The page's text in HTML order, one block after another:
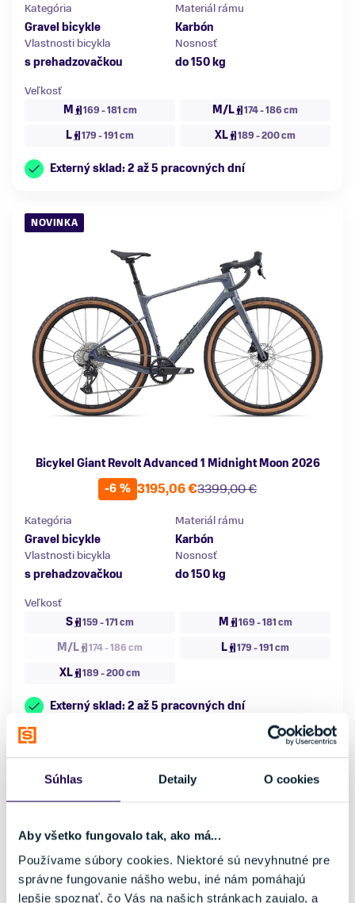
Súhlas Detaily O cookies
Aby všetko fungovalo tak, ako má...
Používame súbory cookies. Niektoré sú nevyhnutné pre
správne fungovanie nášho webu, iné nám pomáhajú
lepšie spoznať, čo Vás na našich stránkach zaujalo, a
Kategória
Gravel bicykle
Materiál rámu
Karbón
Vlastnosti bicykla
s prehadzovačkou
Nosnosť
do 150 kg
Veľkosť
M
169 - 181 cm M/L 174 - 186 cm
L 179 - 191 cm XL 189 - 200 cm
Externý sklad: 2 až 5 pracovných dní
NOVINKA
Bicykel Giant Revolt Advanced 1 Midnight Moon 2026
-6 %
3399,00 €
3195,06 €
Kategória
Gravel bicykle
Materiál rámu
Karbón
Vlastnosti bicykla
s prehadzovačkou
Nosnosť
do 150 kg
Veľkosť
S
159 - 171 cm M 169 - 181 cm
M/L 174 - 186 cm L 179 - 191 cm
XL 189 - 200 cm
Externý sklad: 2 až 5 pracovných dní
NOVINKA